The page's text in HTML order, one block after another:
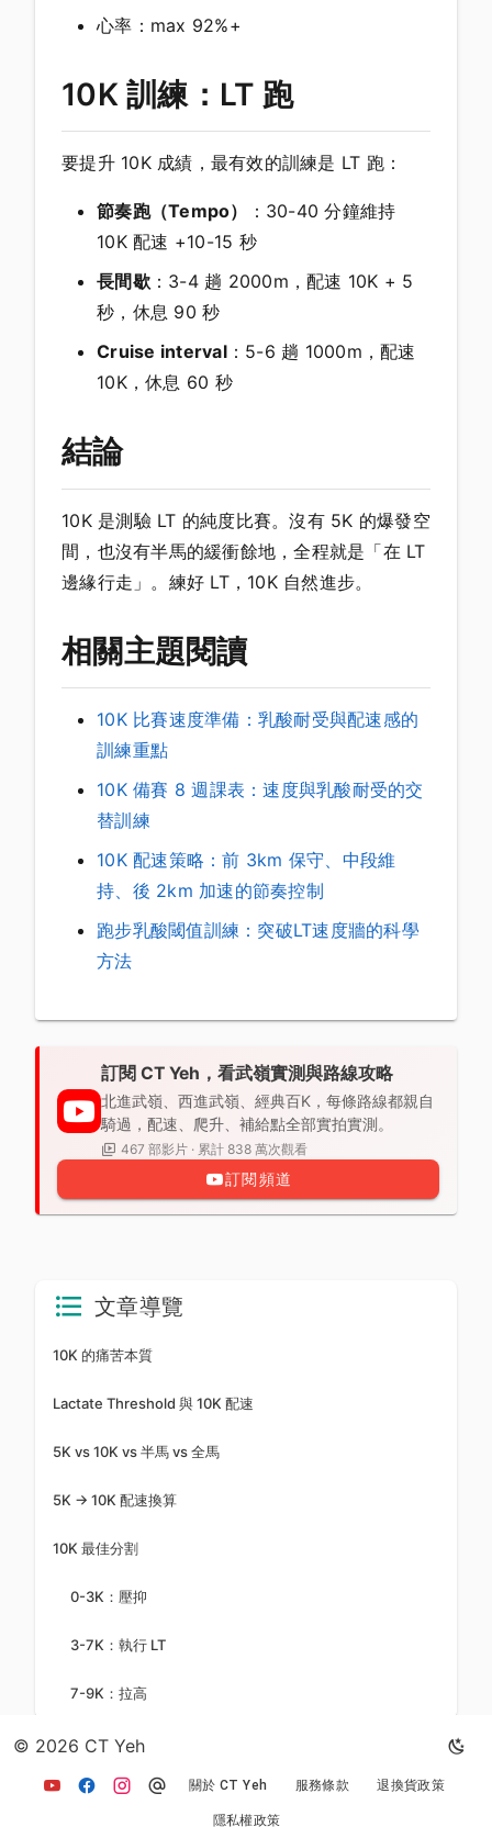
心率：max 92%+
10K 訓練：LT 跑
要提升 10K 成績，最有效的訓練是 LT 跑：
節奏跑（Tempo）
：30-40 分鐘維持
10K 配速 +10-15 秒
長間歇：3-4 趟 2000m，配速 10K + 5
秒，休息 90 秒
Cruise interval：5-6 趟 1000m，配速
10K，休息 60 秒
結論
10K 是測驗 LT 的純度比賽。沒有 5K 的爆發空
間，也沒有半馬的緩衝餘地，全程就是「在 LT
邊緣行走」。練好 LT，10K 自然進步。
相關主題閱讀
10K 比賽速度準備：乳酸耐受與配速感的
訓練重點
10K 備賽 8 週課表：速度與乳酸耐受的交
替訓練
10K 配速策略：前 3km 保守、中段維
持、後 2km 加速的節奏控制
跑步乳酸閾值訓練：突破LT速度牆的科學
方法
訂閱 CT Yeh，看武嶺實測與路線攻略
北進武嶺、西進武嶺、經典百K，每條路線都親自
騎過，配速、爬升、補給點全部實拍實測。
467 部影片 · 累計 838 萬次觀看
訂閱頻道
文章導覽
10K 的痛苦本質
Lactate Threshold 與 10K 配速
5K vs 10K vs 半馬 vs 全馬
5K → 10K 配速換算
10K 最佳分割
0-3K：壓抑
3-7K：執行 LT
7-9K：拉高
© 2026 CT Yeh
關於 CT Yeh 服務條款 退換貨政策
隱私權政策